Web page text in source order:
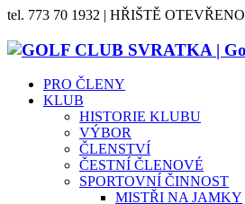
tel. 773 70 1932 | HŘIŠTĚ OTEVŘENO
PRO ČLENY
KLUB
HISTORIE KLUBU
VÝBOR
ČLENSTVÍ
ČESTNÍ ČLENOVÉ
SPORTOVNÍ ČINNOST
MISTŘI NA JAMKY